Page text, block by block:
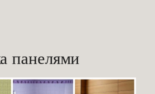
панелями